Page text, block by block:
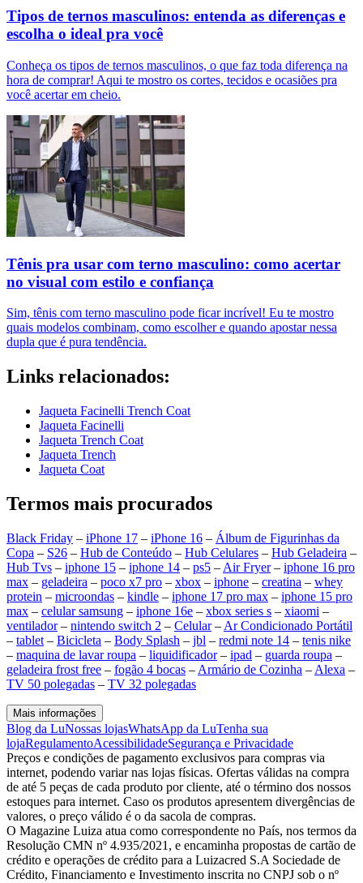
Tipos de ternos masculinos: entenda as diferenças e
escolha o ideal pra você
Conheça os tipos de ternos masculinos, o que faz toda diferença na
hora de comprar! Aqui te mostro os cortes, tecidos e ocasiões pra
você acertar em cheio.
Tênis pra usar com terno masculino: como acertar
no visual com estilo e confiança
Sim, tênis com terno masculino pode ficar incrível! Eu te mostro
quais modelos combinam, como escolher e quando apostar nessa
dupla que é pura tendência.
Links relacionados:
Jaqueta Facinelli Trench Coat
Jaqueta Facinelli
Jaqueta Trench Coat
Jaqueta Trench
Jaqueta Coat
Termos mais procurados
Black Friday – iPhone 17 – iPhone 16 – Álbum de Figurinhas da
Copa – S26 – Hub de Conteúdo – Hub Celulares – Hub Geladeira –
Hub Tvs – iphone 15 – iphone 14 – ps5 – Air Fryer– iphone 16 pro
max – geladeira – poco x7 pro – xbox – iphone – creatina – whey
protein – microondas – kindle – iphone 17 pro max – iphone 15 pro
max – celular samsung – iphone 16e – xbox series s – xiaomi –
ventilador– nintendo switch 2 – Celular– Ar Condicionado Portátil
– tablet – Bicicleta – Body Splash – jbl – redmi note 14 – tenis nike
– maquina de lavar roupa – liquidificador– ipad – guarda roupa –
geladeira frost free – fogão 4 bocas – Armário de Cozinha – Alexa –
TV 50 polegadas – TV 32 polegadas
Mais informações
Blog da LuNossas lojasWhatsApp da LuTenha sua
lojaRegulamentoAcessibilidadeSegurança e Privacidade
Preços e condições de pagamento exclusivos para compras via
internet, podendo variar nas lojas físicas. Ofertas válidas na compra
de até 5 peças de cada produto por cliente, até o término dos nossos
estoques para internet. Caso os produtos apresentem divergências de
valores, o preço válido é o da sacola de compras.
O Magazine Luiza atua como correspondente no País, nos termos da
Resolução CMN nº 4.935/2021, e encaminha propostas de cartão de
crédito e operações de crédito para a Luizacred S.A Sociedade de
Crédito, Financiamento e Investimento inscrita no CNPJ sob o nº